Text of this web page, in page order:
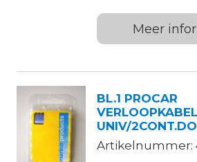
Meer
BL.1 PROCAR
VERLOOPKABEL
UNIV/
Artikelnummer: